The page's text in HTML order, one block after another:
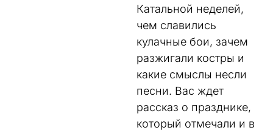
Катальной неделей,
чем славились
кулачные бои, зачем
разжигали костры и
какие смыслы несли
песни. Вас ждет
рассказ о празднике,
который отмечали и в